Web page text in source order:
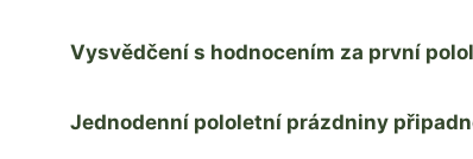
Vysvědčení s hodnocením za první
Jednodenní pololetní prázdniny